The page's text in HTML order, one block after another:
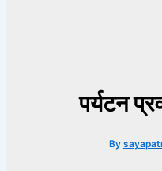
पर्यटन
By